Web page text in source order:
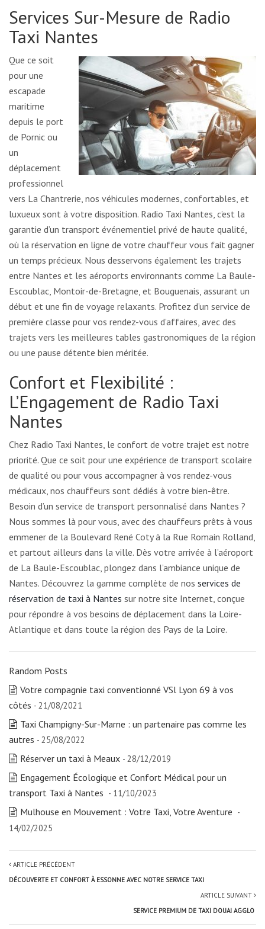
Services Sur-Mesure de Radio
Taxi Nantes
Que ce soit
pour une
escapade
maritime
depuis le port
de Pornic ou
un
déplacement
professionnel
vers La Chantrerie, nos véhicules modernes, confortables, et
luxueux sont à votre disposition. Radio Taxi Nantes, c’est la
garantie d’un transport événementiel privé de haute qualité,
où la réservation en ligne de votre chauffeur vous fait gagner
un temps précieux. Nous desservons également les trajets
entre Nantes et les aéroports environnants comme La Baule-
Escoublac, Montoir-de-Bretagne, et Bouguenais, assurant un
début et une fin de voyage relaxants. Profitez d’un service de
première classe pour vos rendez-vous d’affaires, avec des
trajets vers les meilleures tables gastronomiques de la région
ou une pause détente bien méritée.
Confort et Flexibilité :
L’Engagement de Radio Taxi
Nantes
Chez Radio Taxi Nantes, le confort de votre trajet est notre
priorité. Que ce soit pour une expérience de transport scolaire
de qualité ou pour vous accompagner à vos rendez-vous
médicaux, nos chauffeurs sont dédiés à votre bien-être.
Besoin d’un service de transport personnalisé dans Nantes ?
Nous sommes là pour vous, avec des chauffeurs prêts à vous
emmener de la Boulevard René Coty à la Rue Romain Rolland,
et partout ailleurs dans la ville. Dès votre arrivée à l’aéroport
de La Baule-Escoublac, plongez dans l’ambiance unique de
Nantes. Découvrez la gamme complète de nos services de
réservation de taxi à Nantes sur notre site Internet, conçue
pour répondre à vos besoins de déplacement dans la Loire-
Atlantique et dans toute la région des Pays de la Loire.
Random Posts
Votre compagnie taxi conventionné VSl Lyon 69 à vos
côtés - 21/08/2021
Taxi Champigny-Sur-Marne : un partenaire pas comme les
autres - 25/08/2022
Réserver un taxi à Meaux - 28/12/2019
Engagement Écologique et Confort Médical pour un
transport Taxi à Nantes - 11/10/2023
Mulhouse en Mouvement : Votre Taxi, Votre Aventure -
14/02/2025
ARTICLE PRÉCÉDENT
DÉCOUVERTE ET CONFORT À ESSONNE AVEC NOTRE SERVICE TAXI
ARTICLE SUIVANT
SERVICE PREMIUM DE TAXI DOUAI AGGLO